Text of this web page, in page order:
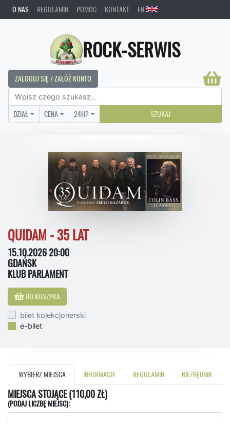
O NAS REGULAMIN POMOC KONTAKT EN
ROCK-SERWIS
ZALOGUJ SIĘ / ZAŁÓŻ KONTO
DZIAŁ CENA 24H? SZUKAJ
QUIDAM - 35 LAT
15.10.2026 20:00
GDAŃSK
KLUB PARLAMENT
DO KOSZYKA
bilet kolekcjonerski
e-bilet
WYBIERZ MIEJSCA INFORMACJE REGULAMIN NIEZBĘDNIK
MIEJSCA STOJĄCE (110,00 ZŁ)
(PODAJ LICZBĘ MIEJSC):